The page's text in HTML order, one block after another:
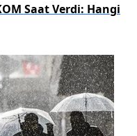
Saat Verdi: Hangi